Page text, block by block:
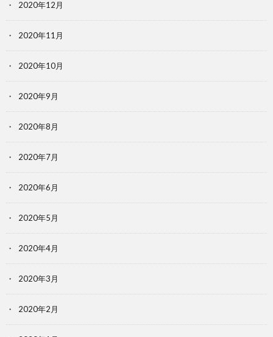
2020年12月
2020年11月
2020年10月
2020年9月
2020年8月
2020年7月
2020年6月
2020年5月
2020年4月
2020年3月
2020年2月